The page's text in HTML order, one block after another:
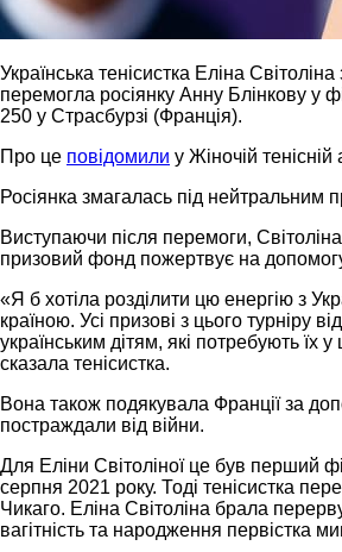
Українська тенісистка Еліна
перемогла росіянку Анну Блінкову у
250 у Страсбурзі (Франція).
Про це повідомили у Жіночій тенісній
Росіянка змагалась під нейтральним
Виступаючи після перемоги, Світоліна
призовий фонд пожертвує на
«Я б хотіла розділити цю енергію з
країною. Усі призові з цього турніру
українським дітям, які потребують їх
сказала тенісистка.
Вона також подякувала Франції за
постраждали від війни.
Для Еліни Світоліної це був перший
серпня 2021 року. Тоді тенісистка
Чикаго. Еліна Світоліна брала
вагітність та народження первістка